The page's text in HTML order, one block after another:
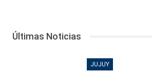
Últimas Noticias
JUJUY